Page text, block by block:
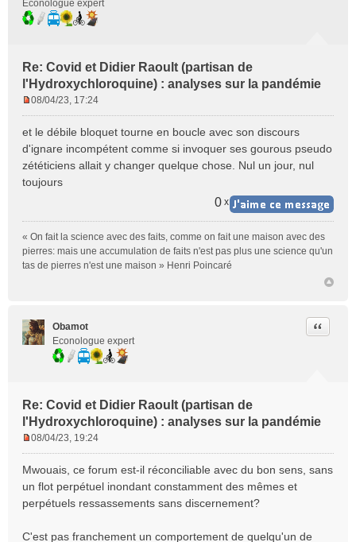
Econologue expert
Re: Covid et Didier Raoult (partisan de
l'Hydroxychloroquine) : analyses sur la pandémie
s
s
a
g
o
n
l
u
08/04/23, 17:24
et le débile bloquet tourne en boucle avec son discours
d'ignare incompétent comme si invoquer ses gourous pseudo
zététiciens allait y changer quelque chose. Nul un jour, nul
toujours
0 x
« On fait la science avec des faits, comme on fait une maison avec des
pierres: mais une accumulation de faits n'est pas plus une science qu'un
tas de pierres n'est une maison » Henri Poincaré
Obamot
Econologue expert
Re: Covid et Didier Raoult (partisan de
l'Hydroxychloroquine) : analyses sur la pandémie
Citer
s
s
a
e
08/04/23, 19:24
Mwouais, ce forum est-il réconciliable avec du bon sens, sans
un flot perpétuel inondant constamment des mêmes et
perpétuels ressassements sans discernement?
C'est pas franchement un comportement de quelqu'un de